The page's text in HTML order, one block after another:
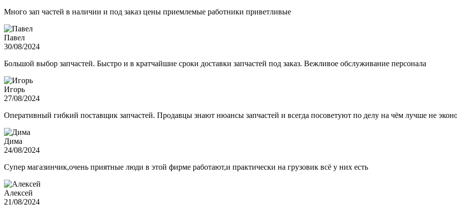
Много зап частей в наличии и под заказ цены приемлемые работники приветливые
Павел
30/08/2024
Большой выбор запчастей. Быстро и в кратчайшие сроки доставки запчастей под заказ. Вежливое обслуживание персонала
Игорь
27/08/2024
Оперативный гибкий поставщик запчастей. Продавцы знают нюансы запчастей и всегда посоветуют по делу на чём лучше не
Дима
24/08/2024
Супер магазинчик,очень приятные люди в этой фирме работают,и практически на грузовик всё у них есть
Алексей
21/08/2024